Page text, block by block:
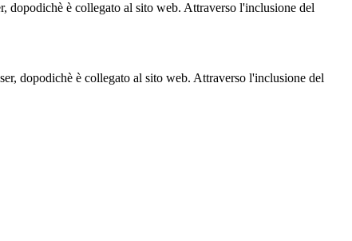
è collegato al sito web. Attraverso l'inclusione del
dopodichè è collegato al sito web. Attraverso l'inclusione del